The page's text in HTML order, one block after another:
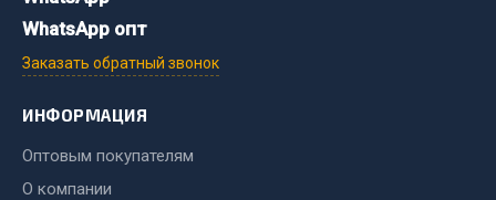
Весь раздел
WhatsApp опт
Заказать обратный звонок
ИНФОРМАЦИЯ
Оптовым покупателям
О компании